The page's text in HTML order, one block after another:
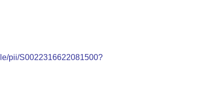
pii/S0022316622081500?